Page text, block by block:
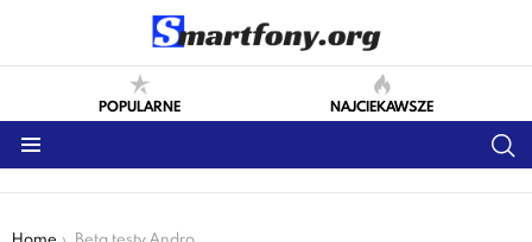
POPULARNE NAJCIEKAWSZE